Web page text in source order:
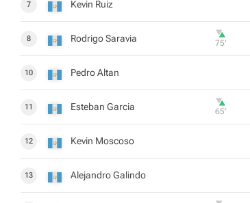
7 Kevin Ruiz
8 Rodrigo Saravia 75‎’‎
10 Pedro Altan
11 Esteban Garcia 65‎’‎
12 Kevin Moscoso
13 Alejandro Galindo